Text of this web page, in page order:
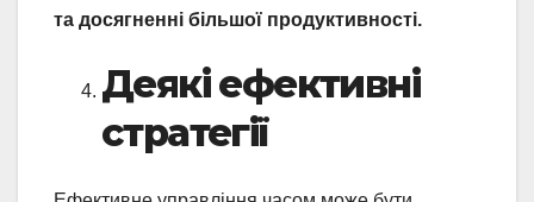
та досягненні більшої продуктивності.
Деякі ефективні
стратегії